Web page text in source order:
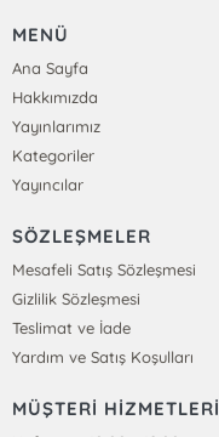
MENÜ
Ana Sayfa
Hakkımızda
Yayınlarımız
Kategoriler
Yayıncılar
SÖZLEŞMELER
Mesafeli Satış Sözleşmesi
Gizlilik Sözleşmesi
Teslimat ve İade
Yardım ve Satış Koşulları
MÜŞTERİ HİZMETLERİ